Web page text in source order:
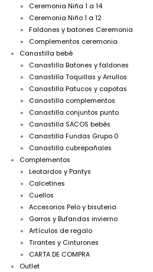
Ceremonia Niña 1 a 14
Ceremonia Niño 1 a 12
Faldones y batones Ceremonia
Complementos ceremonia
Canastilla bebé
Canastilla Batones y faldones
Canastilla Toquillas y Arrullos
Canastilla Patucos y capotas
Canastilla complementos
Canastilla conjuntos punto
Canastilla SACOS bebés
Canastilla Fundas Grupo 0
Canastilla cubrepañales
Complementos
Leotardos y Pantys
Calcetines
Cuellos
Accesorios Pelo y bisuteria
Gorros y Bufandas invierno
Artículos de regalo
Tirantes y Cinturones
CARTA DE COMPRA
Outlet